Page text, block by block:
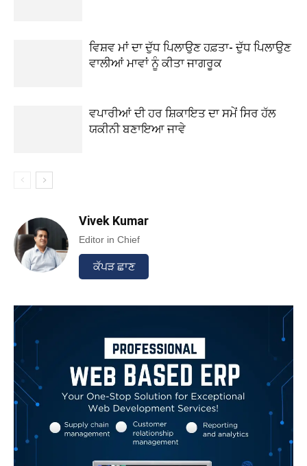
ਵਿਸ਼ਵ ਮਾਂ ਦਾ ਦੁੱਧ ਪਿਲਾਉਣ ਹਫ਼ਤਾ- ਦੁੱਧ ਪਿਲਾਉਣ
ਵਾਲੀਆਂ ਮਾਵਾਂ ਨੂੰ ਕੀਤਾ ਜਾਗਰੂਕ
ਵਪਾਰੀਆਂ ਦੀ ਹਰ ਸ਼ਿਕਾਇਤ ਦਾ ਸਮੇਂ ਸਿਰ ਹੱਲ
ਯਕੀਨੀ ਬਣਾਇਆ ਜਾਵੇ
Vivek Kumar
Editor in Chief
ਕੱਪੜ ਛਾਣ